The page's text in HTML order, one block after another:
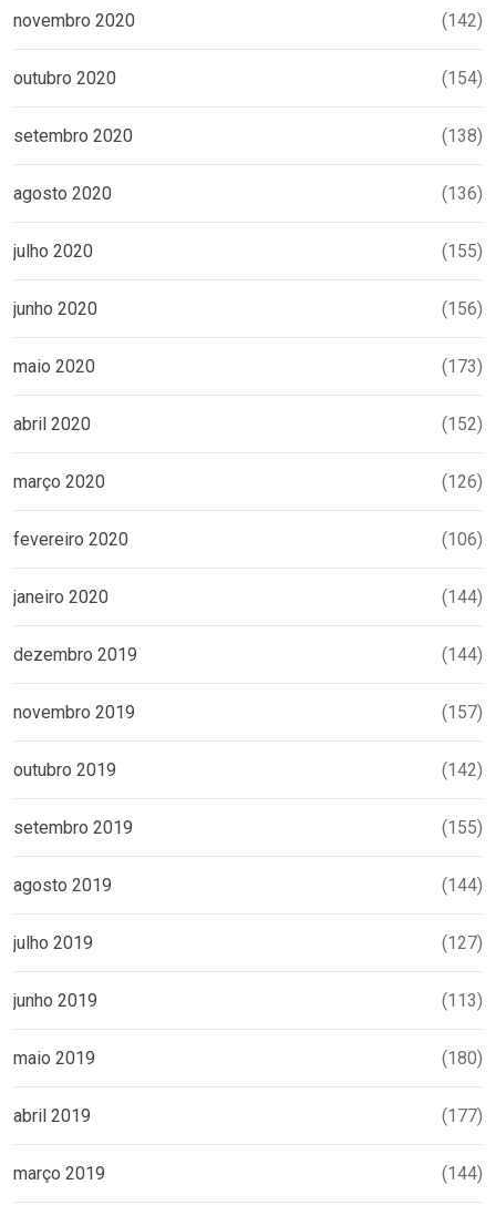
novembro 2020 (142)
outubro 2020 (154)
setembro 2020 (138)
agosto 2020 (136)
julho 2020 (155)
junho 2020 (156)
maio 2020 (173)
abril 2020 (152)
março 2020 (126)
fevereiro 2020 (106)
janeiro 2020 (144)
dezembro 2019 (144)
novembro 2019 (157)
outubro 2019 (142)
setembro 2019 (155)
agosto 2019 (144)
julho 2019 (127)
junho 2019 (113)
maio 2019 (180)
abril 2019 (177)
março 2019 (144)